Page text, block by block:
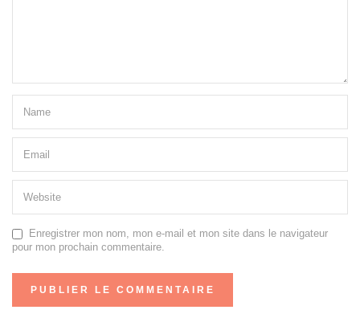
Enregistrer mon nom, mon e-mail et mon site dans le navigateur
pour mon prochain commentaire.